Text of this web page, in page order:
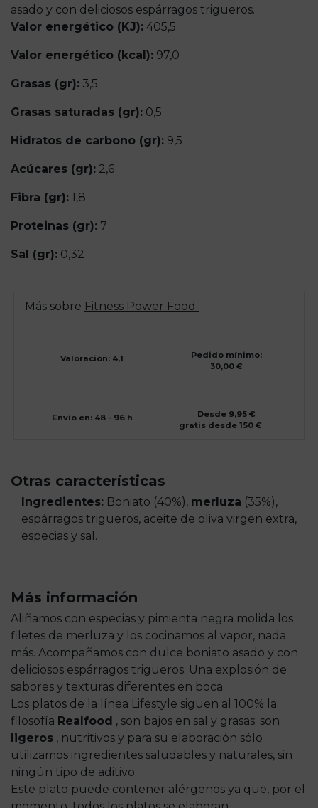
asado y con deliciosos espárragos trigueros.
Valor energético (KJ): 405,5
Valor energético (kcal): 97,0
Grasas (gr): 3,5
Grasas saturadas (gr): 0,5
Hidratos de carbono (gr): 9,5
Acúcares (gr): 2,6
Fibra (gr): 1,8
Proteinas (gr): 7
Sal (gr): 0,32
Más sobre Fitness Power Food
Valoración: 4,1
Pedido mínimo:
30,00 €
Envío en: 48 - 96 h
Desde 9,95 €
gratis desde 150 €
Otras características
Ingredientes: Boniato (40%), merluza (35%),
espárragos trigueros, aceite de oliva virgen extra,
especias y sal.
Más información
Aliñamos con especias y pimienta negra molida los
filetes de merluza y los cocinamos al vapor, nada
más. Acompañamos con dulce boniato asado y con
deliciosos espárragos trigueros. Una explosión de
sabores y texturas diferentes en boca.
Los platos de la línea Lifestyle siguen al 100% la
filosofía Realfood , son bajos en sal y grasas; son
ligeros , nutritivos y para su elaboración sólo
utilizamos ingredientes saludables y naturales, sin
ningún tipo de aditivo.
Este plato puede contener alérgenos ya que, por el